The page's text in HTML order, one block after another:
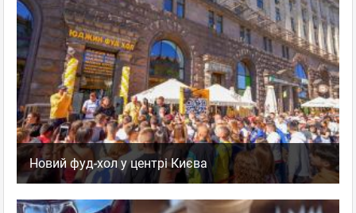
Новий фуд-хол у центрі Києва